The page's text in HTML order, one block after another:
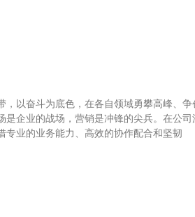
以奋斗为底色，在各自领域勇攀高峰、
业的战场，营销是冲锋的尖兵。在公司
业的业务能力、高效的协作配合和坚韧